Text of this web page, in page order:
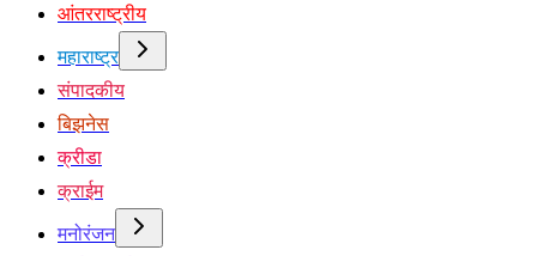
आंतरराष्ट्रीय
महाराष्ट्र
संपादकीय
बिझनेस
क्रीडा
क्राईम
मनोरंजन